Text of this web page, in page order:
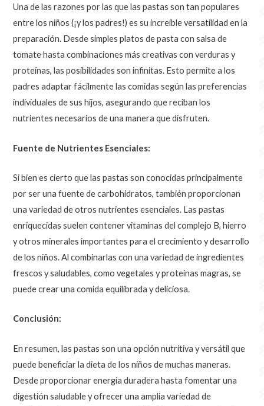
Una de las razones por las que las pastas son tan populares
entre los niños (¡y los padres!) es su increíble versatilidad en la
preparación. Desde simples platos de pasta con salsa de
tomate hasta combinaciones más creativas con verduras y
proteínas, las posibilidades son infinitas. Esto permite a los
padres adaptar fácilmente las comidas según las preferencias
individuales de sus hijos, asegurando que reciban los
nutrientes necesarios de una manera que disfruten.
Fuente de Nutrientes Esenciales:
Si bien es cierto que las pastas son conocidas principalmente
por ser una fuente de carbohidratos, también proporcionan
una variedad de otros nutrientes esenciales. Las pastas
enriquecidas suelen contener vitaminas del complejo B, hierro
y otros minerales importantes para el crecimiento y desarrollo
de los niños. Al combinarlas con una variedad de ingredientes
frescos y saludables, como vegetales y proteínas magras, se
puede crear una comida equilibrada y deliciosa.
Conclusión:
En resumen, las pastas son una opción nutritiva y versátil que
puede beneficiar la dieta de los niños de muchas maneras.
Desde proporcionar energía duradera hasta fomentar una
digestión saludable y ofrecer una amplia variedad de